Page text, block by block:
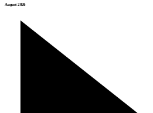
August 2026